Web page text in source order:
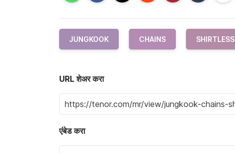
JUNGKOOK CHAINS SHIRTLESS
URL शेअर करा
एंबेड करा